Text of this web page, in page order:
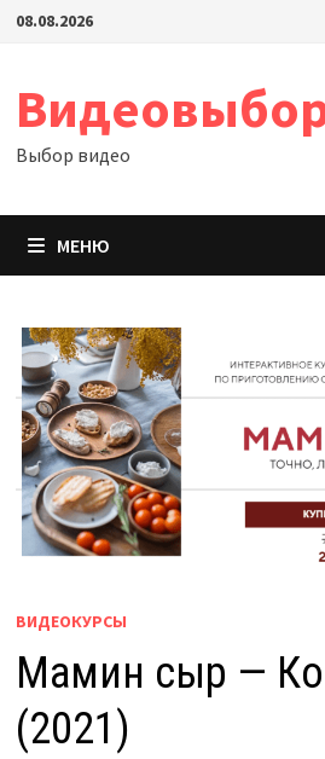
Перейти
08.08.2026
Выбор видео
МЕНЮ
ВИДЕОКУРСЫ
Мамин сыр —
(2021)